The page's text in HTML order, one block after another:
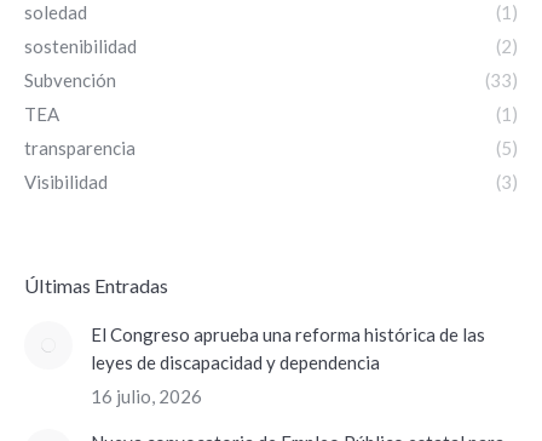
soledad
(1)
sostenibilidad
(2)
Subvención
(33)
TEA
(1)
transparencia
(5)
Visibilidad
(3)
ÚItimas Entradas
El Congreso aprueba una reforma histórica de las
leyes de discapacidad y dependencia
16 julio, 2026